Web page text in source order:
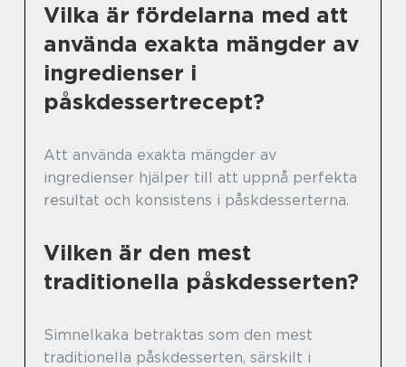
Vilka är fördelarna med att
använda exakta mängder av
ingredienser i
påskdessertrecept?
Att använda exakta mängder av
ingredienser hjälper till att uppnå perfekta
resultat och konsistens i påskdesserterna.
Vilken är den mest
traditionella påskdesserten?
Simnelkaka betraktas som den mest
traditionella påskdesserten, särskilt i